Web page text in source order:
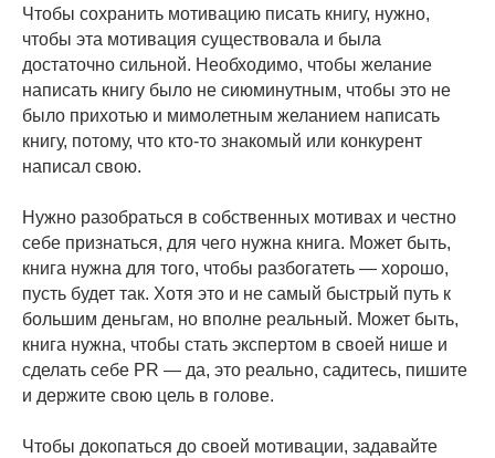
Чтобы сохранить мотивацию писать книгу, нужно,
чтобы эта мотивация существовала и была
достаточно сильной. Необходимо, чтобы желание
написать книгу было не сиюминутным, чтобы это не
было прихотью и мимолетным желанием написать
книгу, потому, что кто-то знакомый или конкурент
написал свою.
Нужно разобраться в собственных мотивах и честно
себе признаться, для чего нужна книга. Может быть,
книга нужна для того, чтобы разбогатеть — хорошо,
пусть будет так. Хотя это и не самый быстрый путь к
большим деньгам, но вполне реальный. Может быть,
книга нужна, чтобы стать экспертом в своей нише и
сделать себе PR — да, это реально, садитесь, пишите
и держите свою цель в голове.
Чтобы докопаться до своей мотивации, задавайте